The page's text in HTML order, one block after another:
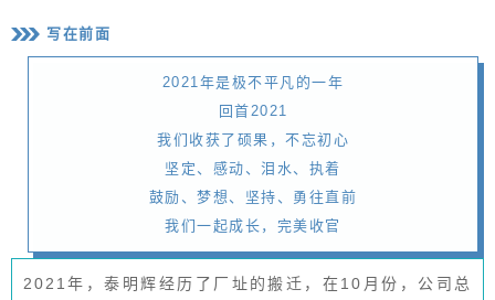
写在前面
2021年是极不平凡的一年
回首2021
我们收获了硕果，不忘初心
坚定、感动、泪水、执着
鼓励、梦想、坚持、勇往直前
我们一起成长，完美收官
2021年，泰明辉经历了厂址的搬迁，在10月份，公司总